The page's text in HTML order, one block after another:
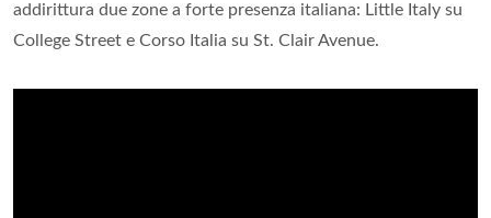
addirittura due zone a forte presenza italiana: Little Italy su
College Street e Corso Italia su St. Clair Avenue.